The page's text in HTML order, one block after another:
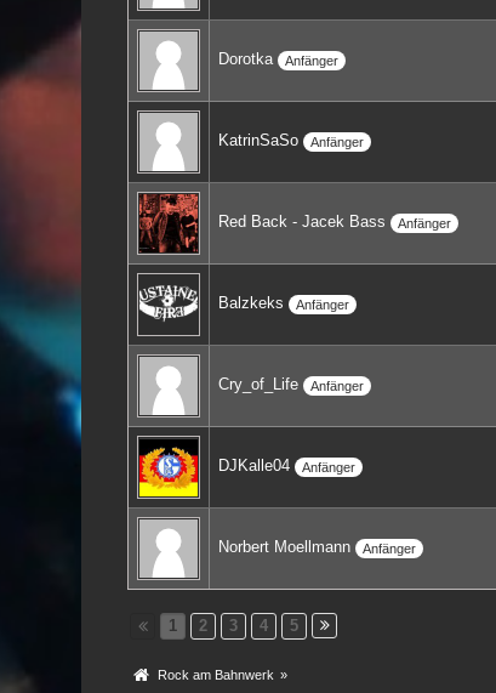
Dorotka Anfänger
KatrinSaSo Anfänger
Red Back - Jacek Bass Anfänger
Balzkeks Anfänger
Cry_of_Life Anfänger
DJKalle04 Anfänger
Norbert Moellmann Anfänger
1 2 3 4 5
Rock am Bahnwerk »